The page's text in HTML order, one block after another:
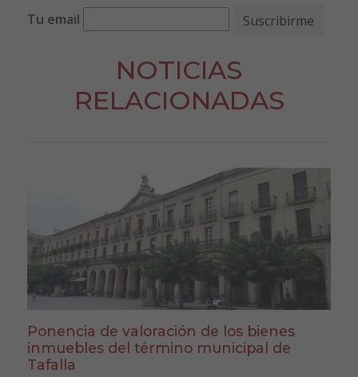
Tu email
NOTICIAS
RELACIONADAS
Ponencia de valoración de los bienes
inmuebles del término municipal de
Tafalla